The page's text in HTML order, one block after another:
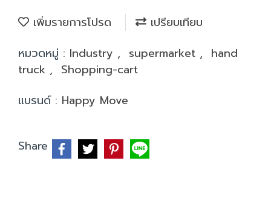
เพิ่มรายการโปรด
เปรียบเทียบ
หมวดหมู่ : Industry , supermarket , hand
truck , Shopping-cart
แบรนด์ : Happy Move
Share